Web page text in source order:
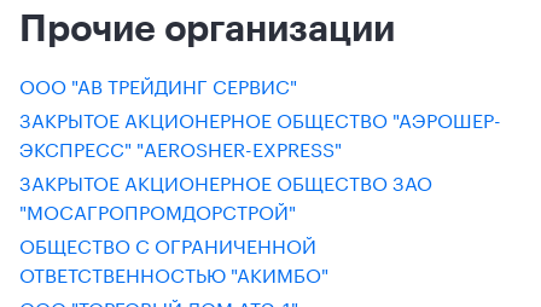
Прочие организации
ООО "АВ ТРЕЙДИНГ СЕРВИС"
ЗАКРЫТОЕ АКЦИОНЕРНОЕ ОБЩЕСТВО "АЭРОШЕР-
ЭКСПРЕСС" "AEROSHER-EXPRESS"
ЗАКРЫТОЕ АКЦИОНЕРНОЕ ОБЩЕСТВО ЗАО
"МОСАГРОПРОМДОРСТРОЙ"
ОБЩЕСТВО С ОГРАНИЧЕННОЙ
ОТВЕТСТВЕННОСТЬЮ "АКИМБО"